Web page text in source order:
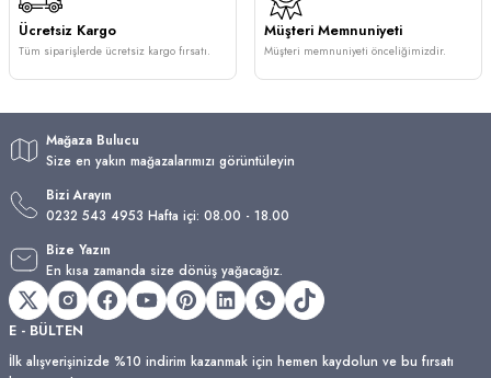
Ücretsiz Kargo
Tüm siparişlerde ücretsiz kargo fırsatı.
Müşteri Memnuniyeti
Müşteri memnuniyeti önceliğimizdir.
Mağaza Bulucu
Size en yakın mağazalarımızı görüntüleyin
Bizi Arayın
0232 543 4953 Hafta içi: 08.00 - 18.00
Bize Yazın
En kısa zamanda size dönüş yağacağız.
E - BÜLTEN
İlk alışverişinizde %10 indirim kazanmak için hemen kaydolun ve bu fırsatı